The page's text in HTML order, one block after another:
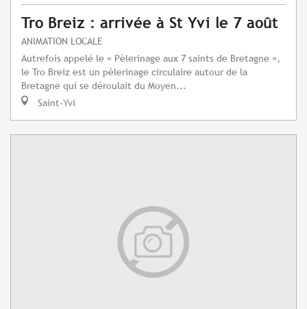
Tro Breiz : arrivée à St Yvi le 7 août
ANIMATION LOCALE
Autrefois appelé le « Pèlerinage aux 7 saints de Bretagne »,
le Tro Breiz est un pèlerinage circulaire autour de la
Bretagne qui se déroulait du Moyen...
Saint-Yvi